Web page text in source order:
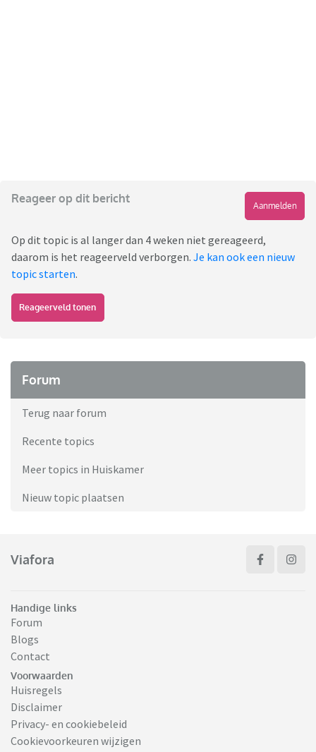
Reageer op dit bericht
Aanmelden
Op dit topic is al langer dan 4 weken niet gereageerd,
daarom is het reageerveld verborgen. Je kan ook een nieuw
topic starten.
Reageerveld tonen
Forum
Terug naar forum
Recente topics
Meer topics in Huiskamer
Nieuw topic plaatsen
Viafora
Handige links
Forum
Blogs
Contact
Voorwaarden
Huisregels
Disclaimer
Privacy- en cookiebeleid
Cookievoorkeuren wijzigen